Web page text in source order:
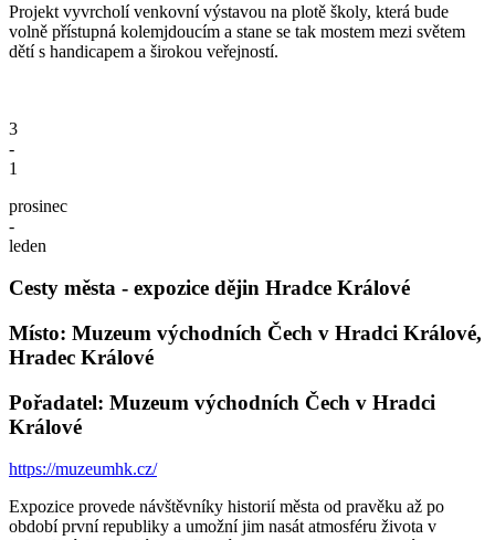
Projekt vyvrcholí venkovní výstavou na plotě školy, která bude
volně přístupná kolemjdoucím a stane se tak mostem mezi světem
dětí s handicapem a širokou veřejností.
3
-
1
prosinec
-
leden
Cesty města - expozice dějin Hradce Králové
Místo: Muzeum východních Čech v Hradci Králové,
Hradec Králové
Pořadatel: Muzeum východních Čech v Hradci
Králové
https://muzeumhk.cz/
Expozice provede návštěvníky historií města od pravěku až po
období první republiky a umožní jim nasát atmosféru života v